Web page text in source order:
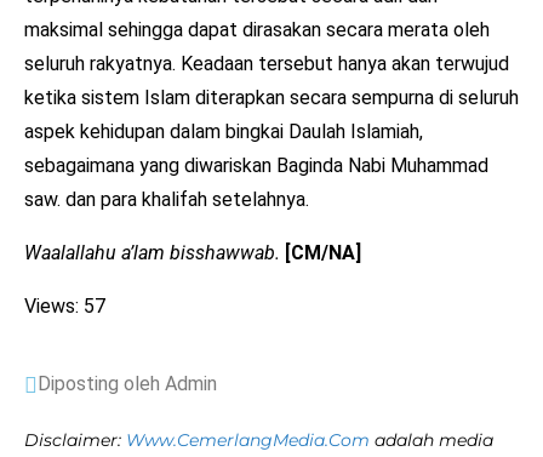
maksimal sehingga dapat dirasakan secara merata oleh
seluruh rakyatnya. Keadaan tersebut hanya akan terwujud
ketika sistem Islam diterapkan secara sempurna di seluruh
aspek kehidupan dalam bingkai Daulah Islamiah,
sebagaimana yang diwariskan Baginda Nabi Muhammad
saw. dan para khalifah setelahnya.
Waalallahu a’lam bisshawwab. [CM/NA]
Views: 57
Diposting oleh Admin
Disclaimer: Www.CemerlangMedia.Com adalah media